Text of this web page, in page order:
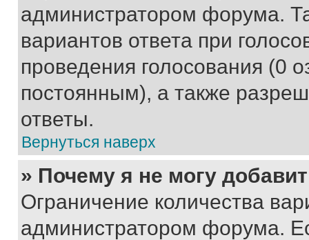
администратором форума.
вариантов ответа при
проведения голосования (0
постоянным), а также
ответы.
Вернуться наверх
» Почему я не могу
Ограничение количества
администратором форума.